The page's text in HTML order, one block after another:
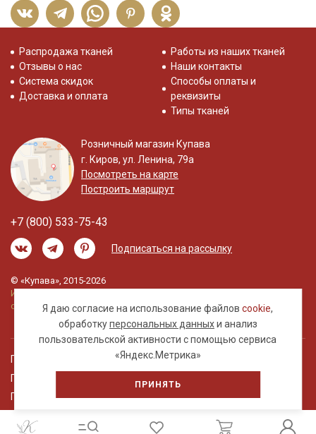
Я даю согласие на использование файловcookie,
обработкуперсональных данныхи анализ
пользовательской активности с помощью сервиса
«Яндекс.Метрика»
ПРИНЯТЬ
Распродажа тканей
Отзывы о нас
Система скидок
Доставка и оплата
Работы из наших тканей
Наши контакты
Способы оплаты и
реквизиты
Типы тканей
Розничный магазин Купава
г. Киров, ул. Ленина, 79а
Посмотреть на карте
Построить маршрут
+7 (800) 533-75-43
Подписаться на рассылку
© «Купава», 2015-2026
Информация на сайте не является публичной
офертой.
Правовая информация
Политика обработки персональных данных
Пользовательское соглашение